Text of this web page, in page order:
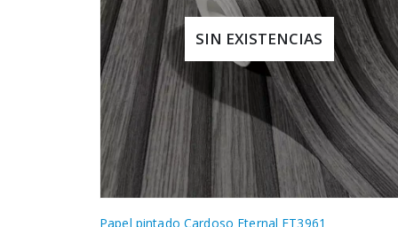
SIN EXISTENCIAS
Papel pintado Cardoso Eternal ET3961